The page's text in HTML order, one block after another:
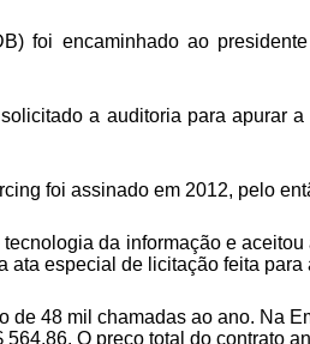
foi encaminhado ao
a auditoria para apurar
foi assinado em 2012, pelo
da informação e
especial de licitação feita
48 mil chamadas ao ano. Na
O preço total do contrato